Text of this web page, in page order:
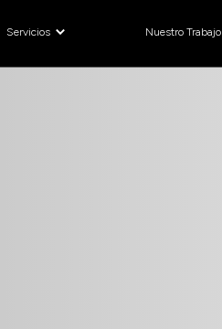
Servicios Nuestro Trabajo